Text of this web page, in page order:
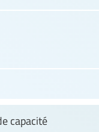
capacité